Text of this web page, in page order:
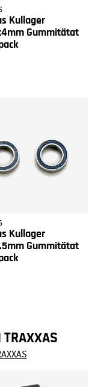
Kullager
Gummitätat
Kullager
Gummitätat
TRAXXAS